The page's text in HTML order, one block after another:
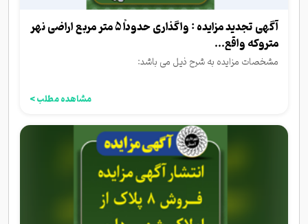
آگهی تجدید مزایده : واگذاری حدوداً 5 متر مربع اراضی نهر
متروکه واقع...
مشخصات مزایده به شرح ذیل می باشد:
مشاهده مطلب >